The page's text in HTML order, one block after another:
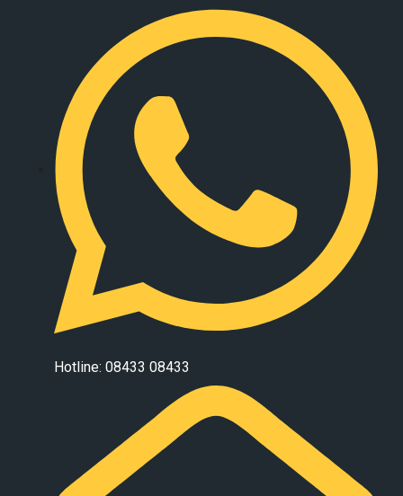
Hotline: 08433 08433